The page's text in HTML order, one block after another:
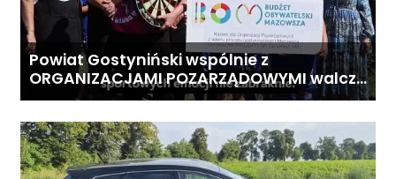
Powiat Gostyniński wspólnie z
ORGANIZACJAMI POZARZĄDOWYMI walczą
o środki z Budżetu Obywatelskiego
terenu!